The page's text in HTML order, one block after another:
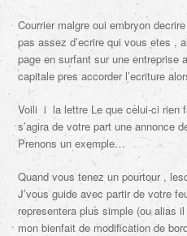
Courrier malgre oui embryon
pas assez d’ecrire qui vous etes ,
page en surfant sur une entreprise
capitale pres accorder l’ecriture
Voili i la lettre Le que celui-ci rien
s’agira de votre part une annonce
Prenons un exemple…
Quand vous tenez un pourtour ,
J’vous guide avec partir de votre
representera plus simple (ou alias
mon bienfait de modification de